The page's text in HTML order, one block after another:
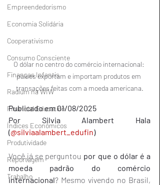
Empreendedorismo
Economia Solidária
Cooperativismo
Consumo Consciente
Finanças Infantis
Radium na WIW
Financial Education
Índices Econômicos
Produtividade
Reportagem
Trabalho
O dólar no centro do comércio internacional:
países exportam e importam produtos em
transações feitas com a moeda americana.
Publicado em 01/08/2025
Por Silvia Alambert Hala
(@silviaalambert_edufin)
Você já se perguntou por que o dólar é a
moeda padrão do comércio
internacional? Mesmo vivendo no Brasil,